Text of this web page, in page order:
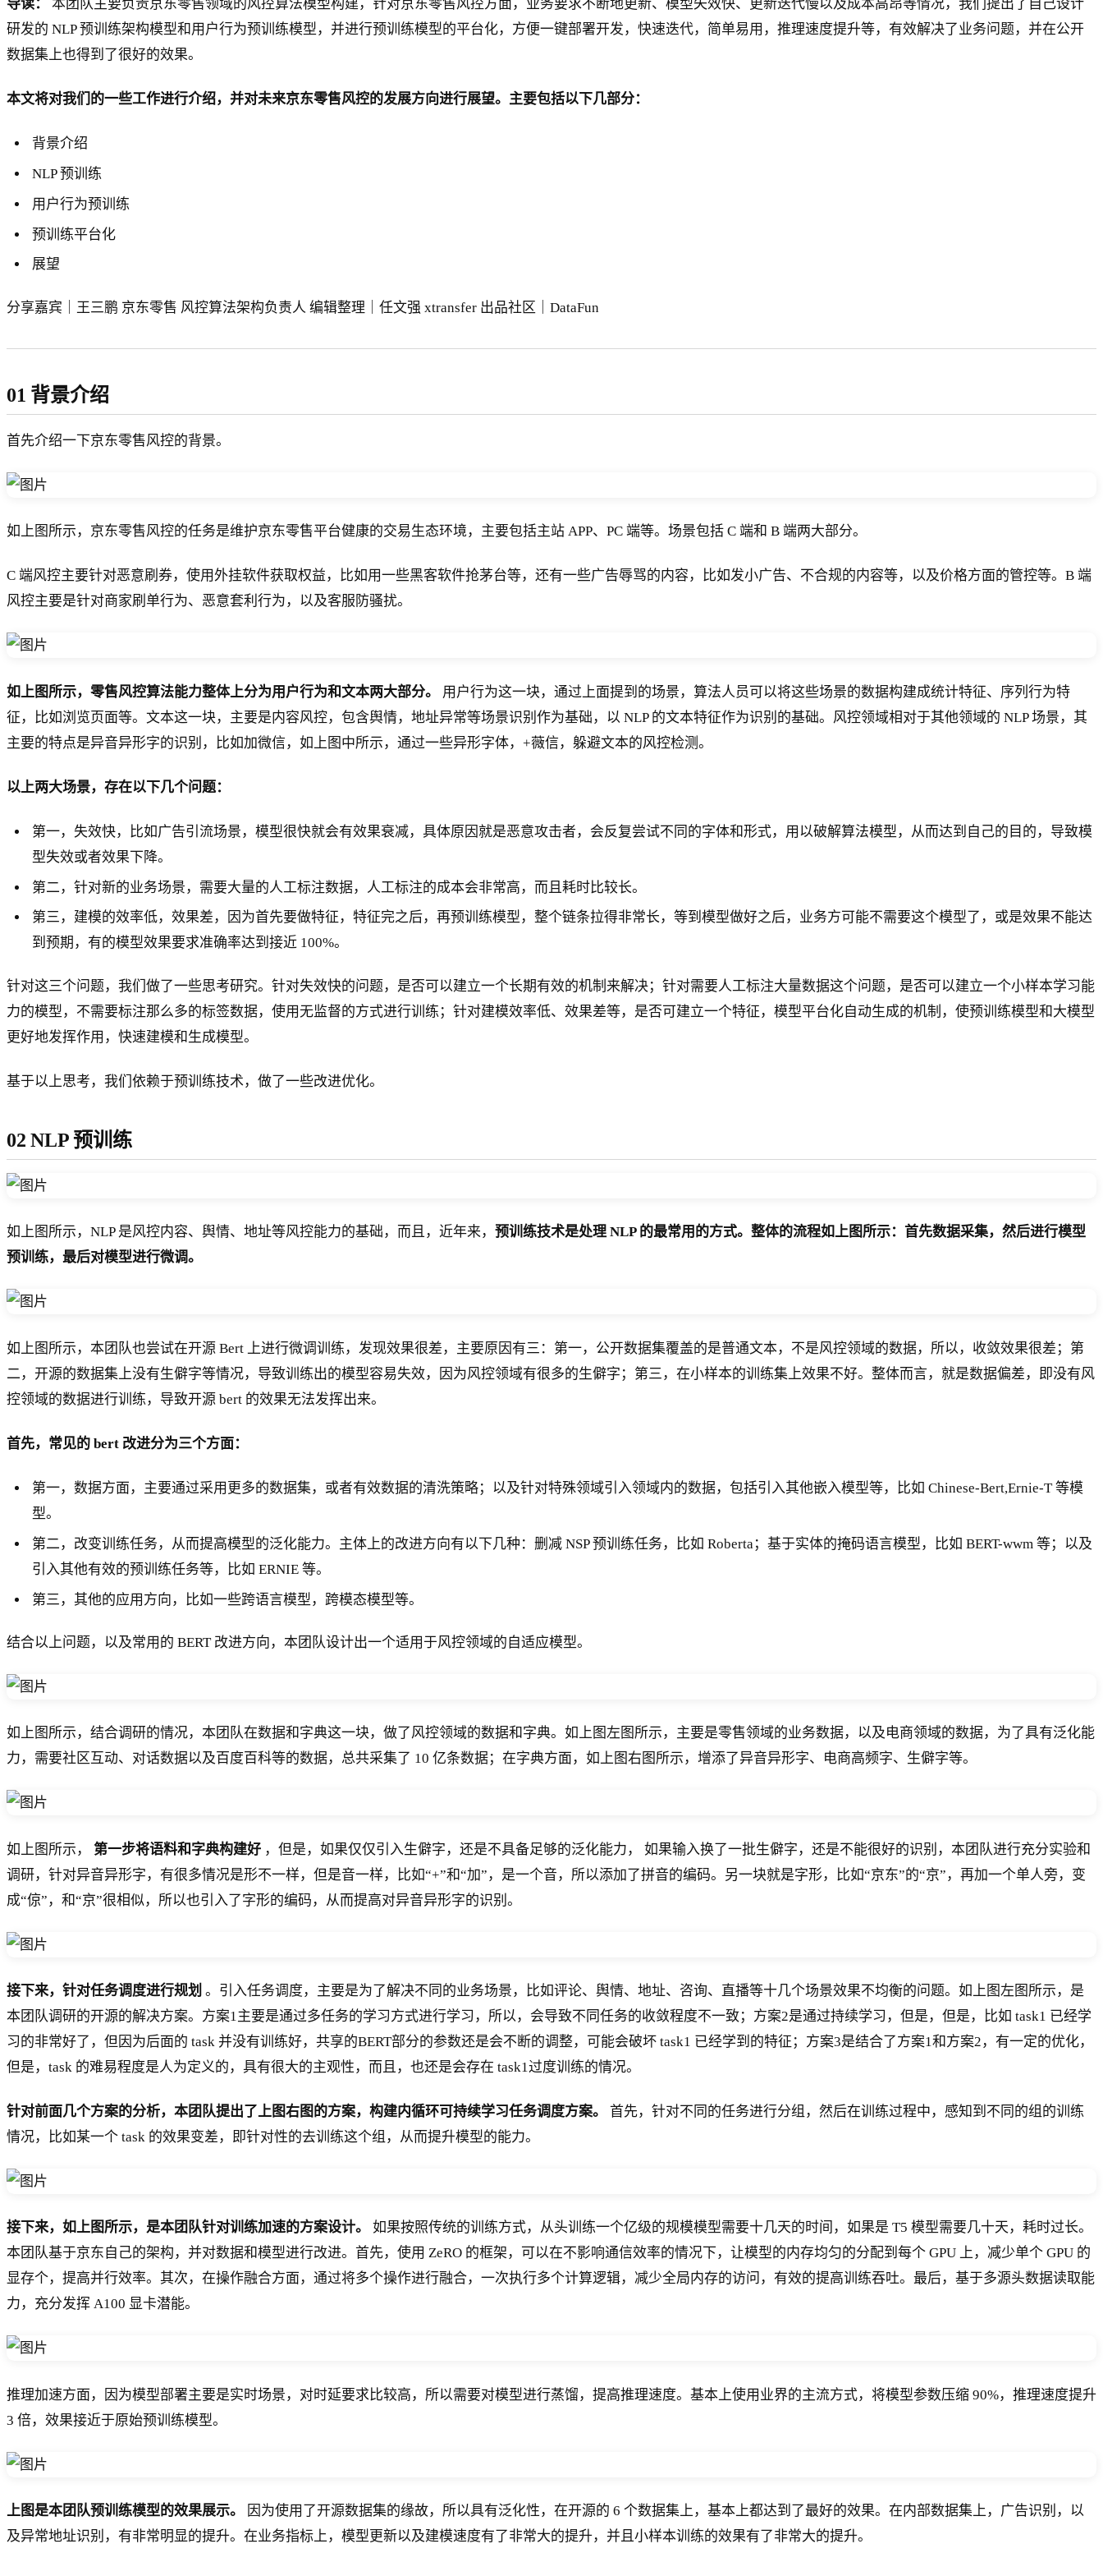
导读：
本团队主要负责京东零售领域的风控算法模型构建，针对京东零售风控方面，业务要求不断地更新、模型失效快、更新迭代慢以及成本高昂等情况，我们提出了自己设计
研发的 NLP 预训练架构模型和用户行为预训练模型，并进行预训练模型的平台化，方便一键部署开发，快速迭代，简单易用，推理速度提升等，有效解决了业务问题，并在公开
数据集上也得到了很好的效果。
本文将对我们的一些工作进行介绍，并对未来京东零售风控的发展方向进行展望。主要包括以下几部分：
背景介绍
NLP 预训练
用户行为预训练
预训练平台化
展望
分享嘉宾｜王三鹏 京东零售 风控算法架构负责人 编辑整理｜任文强 xtransfer 出品社区｜DataFun
01 背景介绍
首先介绍一下京东零售风控的背景。
如上图所示，京东零售风控的任务是维护京东零售平台健康的交易生态环境，主要包括主站 APP、PC 端等。场景包括 C 端和 B 端两大部分。
C 端风控主要针对恶意刷券，使用外挂软件获取权益，比如用一些黑客软件抢茅台等，还有一些广告辱骂的内容，比如发小广告、不合规的内容等，以及价格方面的管控等。B 端
风控主要是针对商家刷单行为、恶意套利行为，以及客服防骚扰。
如上图所示，零售风控算法能力整体上分为用户行为和文本两大部分。
用户行为这一块，通过上面提到的场景，算法人员可以将这些场景的数据构建成统计特征、序列行为特
征，比如浏览页面等。文本这一块，主要是内容风控，包含舆情，地址异常等场景识别作为基础，以 NLP 的文本特征作为识别的基础。风控领域相对于其他领域的 NLP 场景，其
主要的特点是异音异形字的识别，比如加微信，如上图中所示，通过一些异形字体，+薇信，躲避文本的风控检测。
以上两大场景，存在以下几个问题：
第一，失效快，比如广告引流场景，模型很快就会有效果衰减，具体原因就是恶意攻击者，会反复尝试不同的字体和形式，用以破解算法模型，从而达到自己的目的，导致模
型失效或者效果下降。
第二，针对新的业务场景，需要大量的人工标注数据，人工标注的成本会非常高，而且耗时比较长。
第三，建模的效率低，效果差，因为首先要做特征，特征完之后，再预训练模型，整个链条拉得非常长，等到模型做好之后，业务方可能不需要这个模型了，或是效果不能达
到预期，有的模型效果要求准确率达到接近 100%。
针对这三个问题，我们做了一些思考研究。针对失效快的问题，是否可以建立一个长期有效的机制来解决；针对需要人工标注大量数据这个问题，是否可以建立一个小样本学习能
力的模型，不需要标注那么多的标签数据，使用无监督的方式进行训练；针对建模效率低、效果差等，是否可建立一个特征，模型平台化自动生成的机制，使预训练模型和大模型
更好地发挥作用，快速建模和生成模型。
基于以上思考，我们依赖于预训练技术，做了一些改进优化。
02 NLP 预训练
如上图所示，NLP 是风控内容、舆情、地址等风控能力的基础，而且，近年来， 预训练技术是处理 NLP 的最常用的方式。整体的流程如上图所示：首先数据采集，然后进行模型
预训练，最后对模型进行微调。
如上图所示，本团队也尝试在开源 Bert 上进行微调训练，发现效果很差，主要原因有三：第一，公开数据集覆盖的是普通文本，不是风控领域的数据，所以，收敛效果很差；第
二，开源的数据集上没有生僻字等情况，导致训练出的模型容易失效，因为风控领域有很多的生僻字；第三，在小样本的训练集上效果不好。整体而言，就是数据偏差，即没有风
控领域的数据进行训练，导致开源 bert 的效果无法发挥出来。
首先，常见的 bert 改进分为三个方面：
第一，数据方面，主要通过采用更多的数据集，或者有效数据的清洗策略；以及针对特殊领域引入领域内的数据，包括引入其他嵌入模型等，比如 Chinese-Bert,Ernie-T 等模
型。
第二，改变训练任务，从而提高模型的泛化能力。主体上的改进方向有以下几种：删减 NSP 预训练任务，比如 Roberta；基于实体的掩码语言模型，比如 BERT-wwm 等；以及
引入其他有效的预训练任务等，比如 ERNIE 等。
第三，其他的应用方向，比如一些跨语言模型，跨模态模型等。
结合以上问题，以及常用的 BERT 改进方向，本团队设计出一个适用于风控领域的自适应模型。
如上图所示，结合调研的情况，本团队在数据和字典这一块，做了风控领域的数据和字典。如上图左图所示，主要是零售领域的业务数据，以及电商领域的数据，为了具有泛化能
力，需要社区互动、对话数据以及百度百科等的数据，总共采集了 10 亿条数据；在字典方面，如上图右图所示，增添了异音异形字、电商高频字、生僻字等。
如上图所示， 第一步将语料和字典构建好 ，但是，如果仅仅引入生僻字，还是不具备足够的泛化能力， 如果输入换了一批生僻字，还是不能很好的识别，本团队进行充分实验和
调研，针对异音异形字，有很多情况是形不一样，但是音一样，比如“+”和“加”，是一个音，所以添加了拼音的编码。另一块就是字形，比如“京东”的“京”，再加一个单人旁，变
成“倞”，和“京”很相似，所以也引入了字形的编码，从而提高对异音异形字的识别。
接下来，针对任务调度进行规划 。引入任务调度，主要是为了解决不同的业务场景，比如评论、舆情、地址、咨询、直播等十几个场景效果不均衡的问题。如上图左图所示，是
本团队调研的开源的解决方案。方案1主要是通过多任务的学习方式进行学习，所以，会导致不同任务的收敛程度不一致；方案2是通过持续学习，但是，但是，比如 task1 已经学
习的非常好了，但因为后面的 task 并没有训练好，共享的BERT部分的参数还是会不断的调整，可能会破坏 task1 已经学到的特征；方案3是结合了方案1和方案2，有一定的优化，
但是，task 的难易程度是人为定义的，具有很大的主观性，而且，也还是会存在 task1过度训练的情况。
针对前面几个方案的分析，本团队提出了上图右图的方案，构建内循环可持续学习任务调度方案。
首先，针对不同的任务进行分组，然后在训练过程中，感知到不同的组的训练
情况，比如某一个 task 的效果变差，即针对性的去训练这个组，从而提升模型的能力。
接下来，如上图所示，是本团队针对训练加速的方案设计。
如果按照传统的训练方式，从头训练一个亿级的规模模型需要十几天的时间，如果是 T5 模型需要几十天，耗时过长。
本团队基于京东自己的架构，并对数据和模型进行改进。首先，使用 ZeRO 的框架，可以在不影响通信效率的情况下，让模型的内存均匀的分配到每个 GPU 上，减少单个 GPU 的
显存个，提高并行效率。其次，在操作融合方面，通过将多个操作进行融合，一次执行多个计算逻辑，减少全局内存的访问，有效的提高训练吞吐。最后，基于多源头数据读取能
力，充分发挥 A100 显卡潜能。
推理加速方面，因为模型部署主要是实时场景，对时延要求比较高，所以需要对模型进行蒸馏，提高推理速度。基本上使用业界的主流方式，将模型参数压缩 90%，推理速度提升
3 倍，效果接近于原始预训练模型。
上图是本团队预训练模型的效果展示。
因为使用了开源数据集的缘故，所以具有泛化性，在开源的 6 个数据集上，基本上都达到了最好的效果。在内部数据集上，广告识别，以
及异常地址识别，有非常明显的提升。在业务指标上，模型更新以及建模速度有了非常大的提升，并且小样本训练的效果有了非常大的提升。